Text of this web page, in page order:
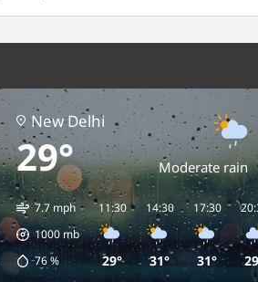
New Delhi
29° Moderate rain
7.7 mph
1000 mb
76%
11:30
29°
14:30
31°
17:30
31°